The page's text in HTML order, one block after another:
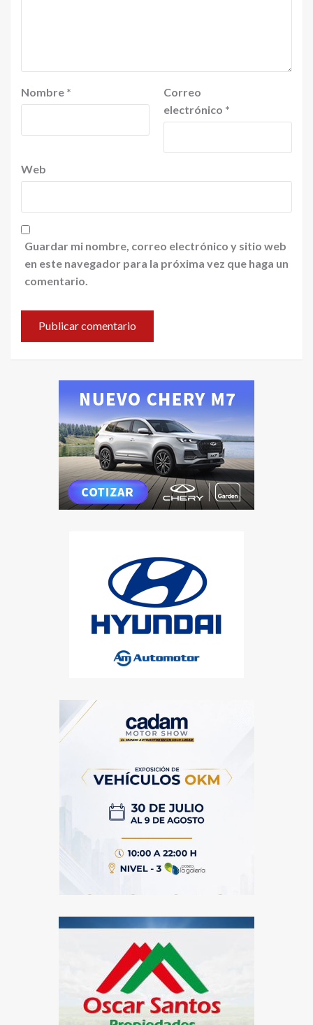
Nombre *
Correo
electrónico *
Web
Guardar mi nombre, correo electrónico y sitio web
en este navegador para la próxima vez que haga un
comentario.